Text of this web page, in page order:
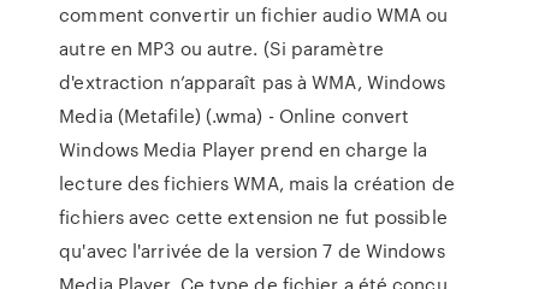
comment convertir un fichier audio WMA ou
autre en MP3 ou autre. (Si paramètre
d'extraction n’apparaît pas à WMA, Windows
Media (Metafile) (.wma) - Online convert
Windows Media Player prend en charge la
lecture des fichiers WMA, mais la création de
fichiers avec cette extension ne fut possible
qu'avec l'arrivée de la version 7 de Windows
Media Player. Ce type de fichier a été conçu